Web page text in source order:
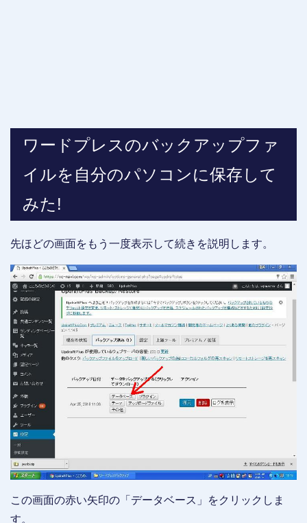
ワードプレスのバックアップファ
イルを自分のパソコンに保存して
みた!
先ほどの画面をもう一度表示して続きを説明します。
この画面の赤い矢印の「データベース」をクリックしま
す。